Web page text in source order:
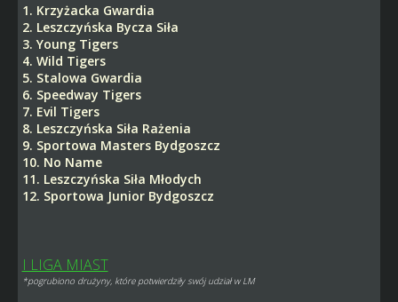
1. Krzyżacka Gwardia
2. Leszczyńska Bycza Siła
3. Young Tigers
4. Wild Tigers
5. Stalowa Gwardia
6. Speedway Tigers
7. Evil Tigers
8. Leszczyńska Siła Rażenia
9. Sportowa Masters Bydgoszcz
10. No Name
11. Leszczyńska Siła Młodych
12. Sportowa Junior Bydgoszcz
I LIGA MIAST
*pogrubiono drużyny, które potwierdziły swój udział w LM